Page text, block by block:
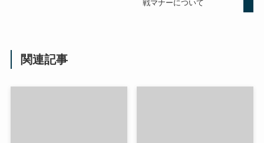
戦マナーについて
関連記事